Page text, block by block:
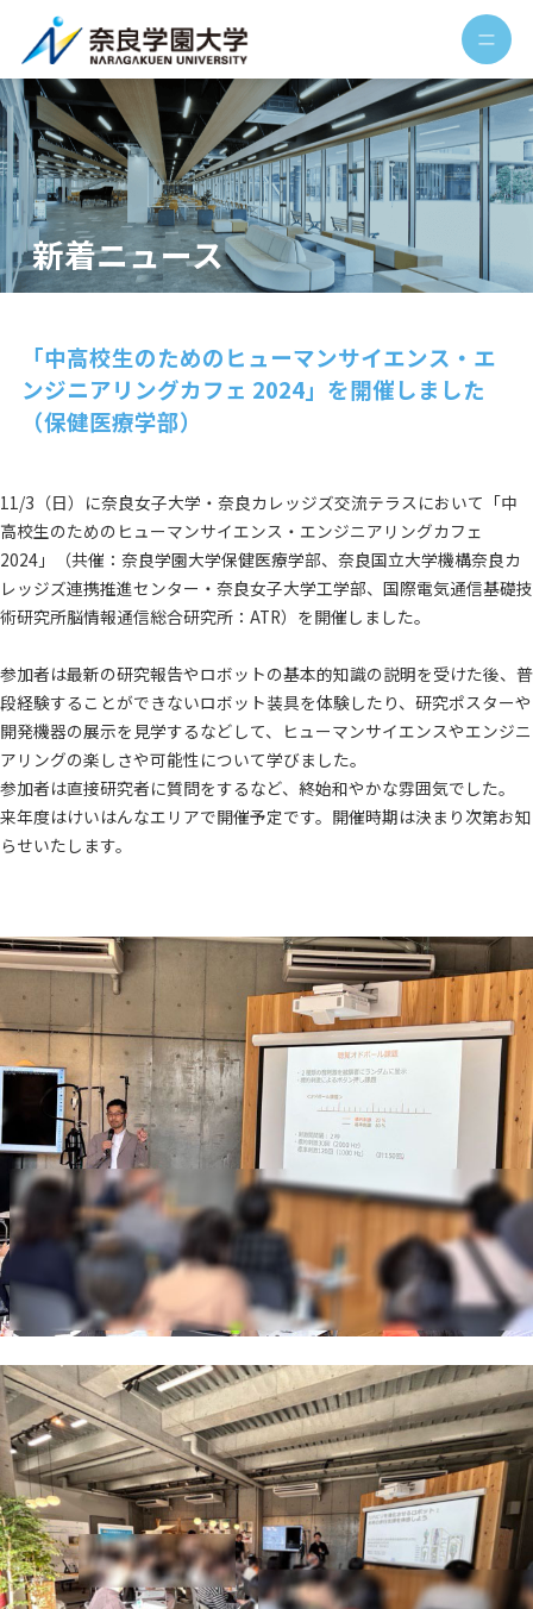
新着ニュース
「中高校生のためのヒューマンサイエンス・エ
ンジニアリングカフェ 2024」を開催しました
（保健医療学部）
11/3（日）に奈良女子大学・奈良カレッジズ交流テラスにおいて「中
高校生のためのヒューマンサイエンス・エンジニアリングカフェ
2024」（共催：奈良学園大学保健医療学部、奈良国立大学機構奈良カ
レッジズ連携推進センター・奈良女子大学工学部、国際電気通信基礎技
術研究所脳情報通信総合研究所：ATR）を開催しました。
参加者は最新の研究報告やロボットの基本的知識の説明を受けた後、普
段経験することができないロボット装具を体験したり、研究ポスターや
開発機器の展示を見学するなどして、ヒューマンサイエンスやエンジニ
アリングの楽しさや可能性について学びました。
参加者は直接研究者に質問をするなど、終始和やかな雰囲気でした。
来年度はけいはんなエリアで開催予定です。開催時期は決まり次第お知
らせいたします。